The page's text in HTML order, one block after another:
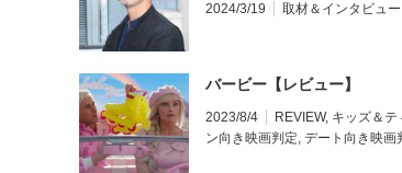
2024/3/19 取材＆インタビュー
バービー【レビュー】
2023/8/4 REVIEW, キッズ＆テ
ン向き映画判定, デート向き映画